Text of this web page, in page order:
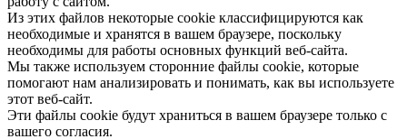
Из этих файлов некоторые cookie классифицируются как
необходимые и хранятся в вашем браузере, поскольку
необходимы для работы основных функций веб-сайта.
Мы также используем сторонние файлы cookie, которые
помогают нам анализировать и понимать, как вы используете
этот веб-сайт.
Эти файлы cookie будут храниться в вашем браузере только с
вашего согласия.